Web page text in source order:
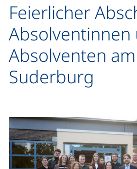
Feierlicher
Absolventinnen
Absolventen
Suderburg